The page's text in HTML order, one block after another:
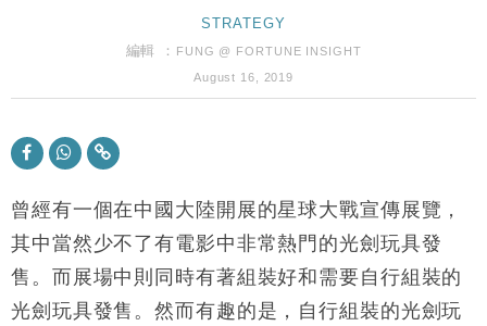
財經｜SA售股自救後再出手 斥4億美元押注未上市公
財經｜華僑銀行上半年淨利創新高 中期息增15%至
47仙
17:33
及消費表現
損失近6900萬元
16:05
財經｜日經失守6.5萬點後回穩 全周仍升近2%
15:47
粦接任
STRATEGY
編輯 ：
FUNG @ FORTUNE INSIGHT
August 16, 2019
曾經有一個在中國大陸開展的星球大戰宣傳展覽，
其中當然少不了有電影中非常熱門的光劍玩具發
售。而展場中則同時有著組裝好和需要自行組裝的
光劍玩具發售。然而有趣的是，自行組裝的光劍玩